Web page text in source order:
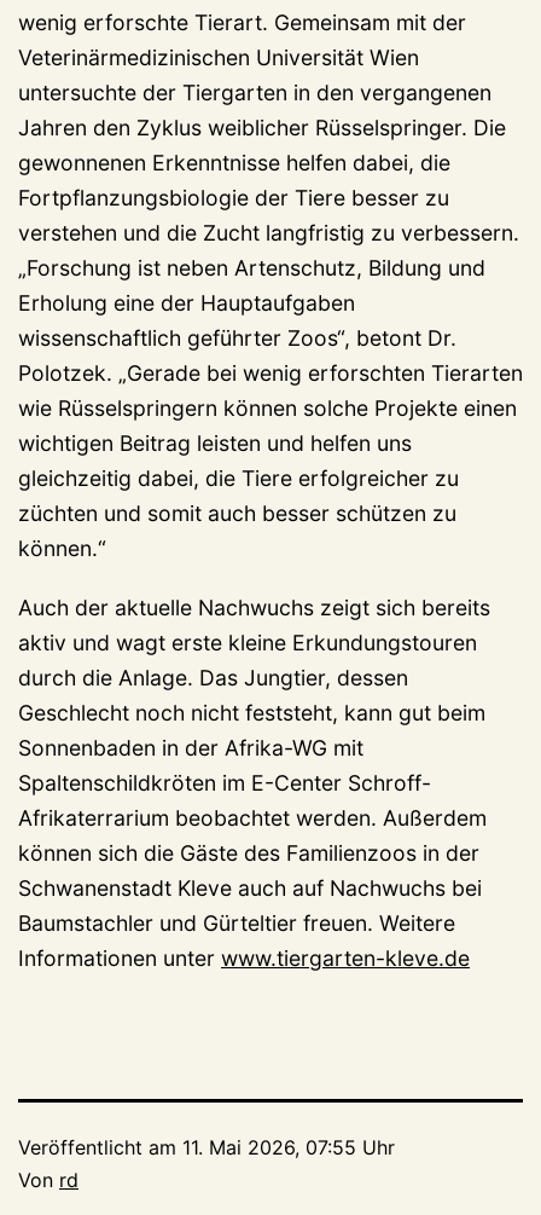
wenig erforschte Tierart. Gemeinsam mit der
Veterinärmedizinischen Universität Wien
untersuchte der Tiergarten in den vergangenen
Jahren den Zyklus weiblicher Rüsselspringer. Die
gewonnenen Erkenntnisse helfen dabei, die
Fortpflanzungsbiologie der Tiere besser zu
verstehen und die Zucht langfristig zu verbessern.
„Forschung ist neben Artenschutz, Bildung und
Erholung eine der Hauptaufgaben
wissenschaftlich geführter Zoos“, betont Dr.
Polotzek. „Gerade bei wenig erforschten Tierarten
wie Rüsselspringern können solche Projekte einen
wichtigen Beitrag leisten und helfen uns
gleichzeitig dabei, die Tiere erfolgreicher zu
züchten und somit auch besser schützen zu
können.“
Auch der aktuelle Nachwuchs zeigt sich bereits
aktiv und wagt erste kleine Erkundungstouren
durch die Anlage. Das Jungtier, dessen
Geschlecht noch nicht feststeht, kann gut beim
Sonnenbaden in der Afrika-WG mit
Spaltenschildkröten im E-Center Schroff-
Afrikaterrarium beobachtet werden. Außerdem
können sich die Gäste des Familienzoos in der
Schwanenstadt Kleve auch auf Nachwuchs bei
Baumstachler und Gürteltier freuen. Weitere
Informationen unter www.tiergarten-kleve.de
Veröffentlicht am 11. Mai 2026, 07:55 Uhr
Von rd